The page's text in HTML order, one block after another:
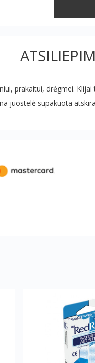
prakaitui, drėgmei.
juostelė supakuota